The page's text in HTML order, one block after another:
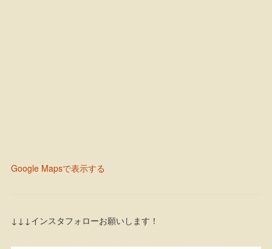
Google Mapsで表示する
↓↓↓インスタフォローお願いします！